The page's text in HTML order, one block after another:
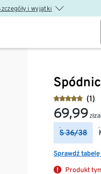
i wyjątki
(1)
69,99 zł
S 36/38
Sprawdź
Produkt